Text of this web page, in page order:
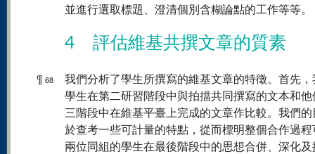
並進行選取標題、澄清個別含糊論點的工作等等。
4 評估維基共撰文章的質素
¶ 68
我們分析了學生所撰寫的維基文章的特徵。首先
學生在第二研習階段中與拍擋共同撰寫的文本和
三階段中在維基平臺上完成的文章作比較。我們
於查考一些可計量的特點，從而標明整個合作過
兩位同組的學生在最後階段中的思想合併、深化